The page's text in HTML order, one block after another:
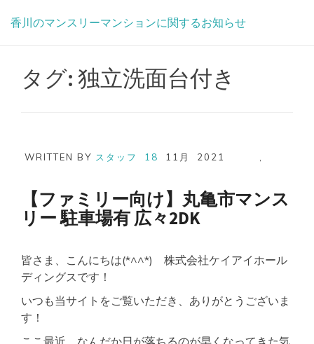
香川のマンスリーマンションに関するお知らせ
タグ: 独立洗面台付き
WRITTEN BY スタッフ 18 11月 ,
2021
【ファミリー向け】丸亀市マンス
リー 駐車場有 広々2DK
皆さま、こんにちは(*^^*) 株式会社ケイアイホール
ディングスです！
いつも当サイトをご覧いただき、ありがとうございま
す！